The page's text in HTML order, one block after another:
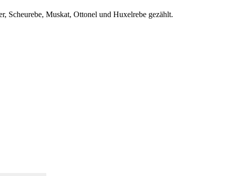
Scheurebe, Muskat, Ottonel und Huxelrebe gezählt.